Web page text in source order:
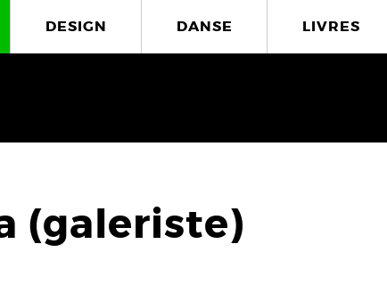
DESIGN DANSE LIVRES
(galeriste)